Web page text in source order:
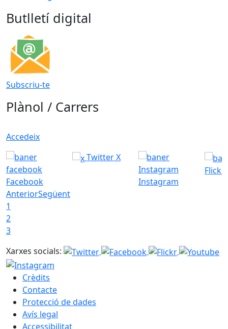
Butlletí digital
Subscriu-te
Plànol / Carrers
Accedeix
Facebook
Twitter X
Instagram
Flickr
AnteriorSegüent
1
2
3
Xarxes socials:
Crèdits
Contacte
Protecció de dades
Avís legal
Accessibilitat